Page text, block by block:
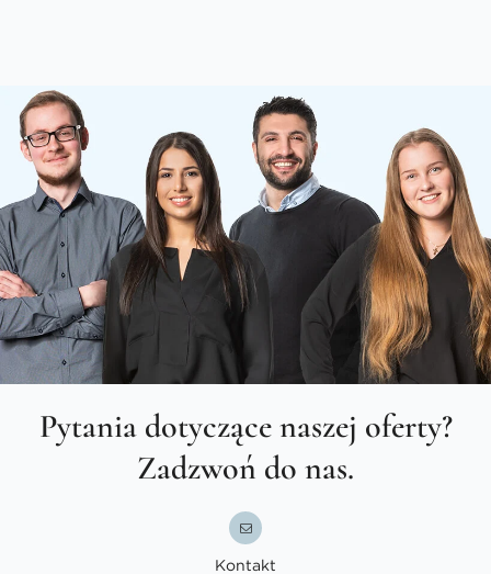
Pytania dotyczące naszej oferty?
Zadzwoń do nas.
Kontakt